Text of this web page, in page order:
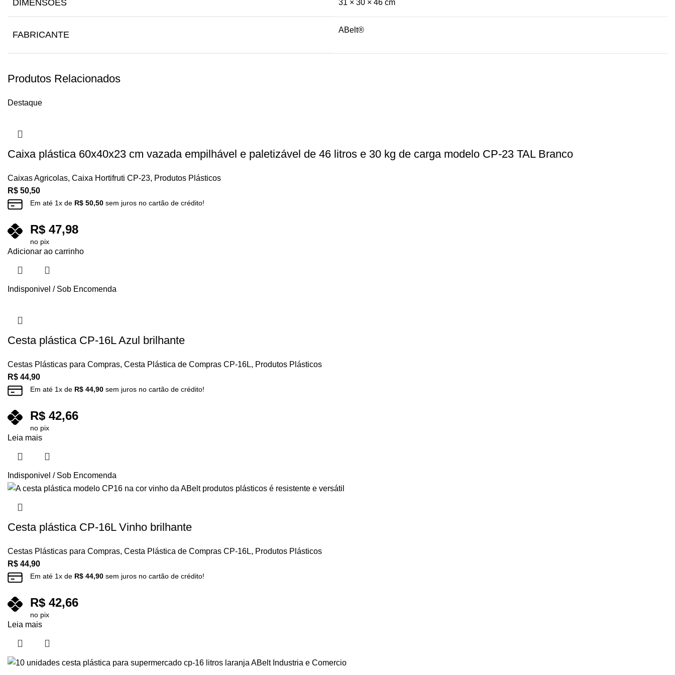
DIMENSÕES 31 × 30 × 46 cm
FABRICANTE ABelt®
Produtos Relacionados
Destaque
Caixa plástica 60x40x23 cm vazada empilhável e paletizável de 46 litros e 30 kg de carga modelo CP-23 TAL Branco
Caixas Agricolas, Caixa Hortifruti CP-23, Produtos Plásticos
R$ 50,50
Em até 1x de R$ 50,50 sem juros no cartão de crédito!
R$ 47,98
no pix
Adicionar ao carrinho
Indisponivel / Sob Encomenda
Cesta plástica CP-16L Azul brilhante
Cestas Plásticas para Compras, Cesta Plástica de Compras CP-16L, Produtos Plásticos
R$ 44,90
Em até 1x de R$ 44,90 sem juros no cartão de crédito!
R$ 42,66
no pix
Leia mais
Indisponivel / Sob Encomenda
Cesta plástica CP-16L Vinho brilhante
Cestas Plásticas para Compras, Cesta Plástica de Compras CP-16L, Produtos Plásticos
R$ 44,90
Em até 1x de R$ 44,90 sem juros no cartão de crédito!
R$ 42,66
no pix
Leia mais